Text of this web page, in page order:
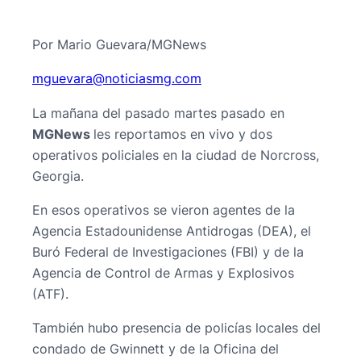
Por Mario Guevara/MGNews
moc.gmsaiciton
@araveugm
La mañana del pasado martes pasado en
MGNews les reportamos en vivo y dos
operativos policiales en la ciudad de Norcross,
Georgia.
En esos operativos se vieron agentes de la
Agencia Estadounidense Antidrogas (DEA), el
Buró Federal de Investigaciones (FBI) y de la
Agencia de Control de Armas y Explosivos
(ATF).
También hubo presencia de policías locales del
condado de Gwinnett y de la Oficina del